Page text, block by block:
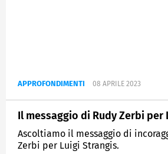
APPROFONDIMENTI 08 APRILE 2023
Il messaggio di Rudy Zerbi per
Ascoltiamo il messaggio di
Zerbi per Luigi Strangis.